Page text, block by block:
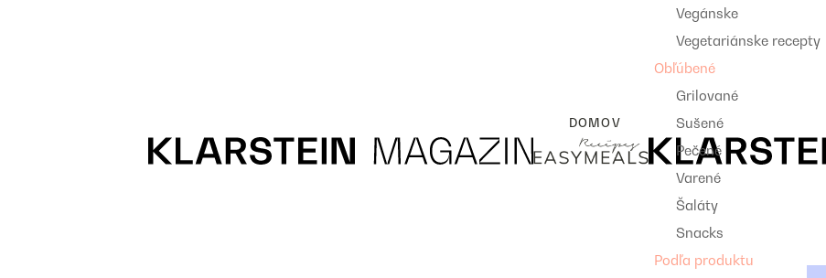
DOMOV
Vegánske
Vegetariánske recepty
Obľúbené
Grilované
Sušené
Pečené
Varené
Šaláty
Snacks
Podľa produktu